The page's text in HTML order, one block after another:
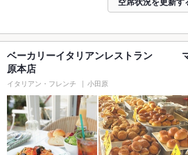
ベーカリーイタリアンレストラン マ
原本店
イタリアン・フレンチ 小田原